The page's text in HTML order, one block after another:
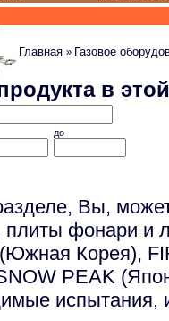
Главная » Газовое
в
до
Вы,
плиты фонари и
Корея),
PEAK
испытания,